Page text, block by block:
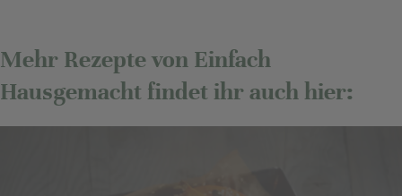
Mehr Rezepte von Einfach
Hausgemacht findet ihr auch hier: